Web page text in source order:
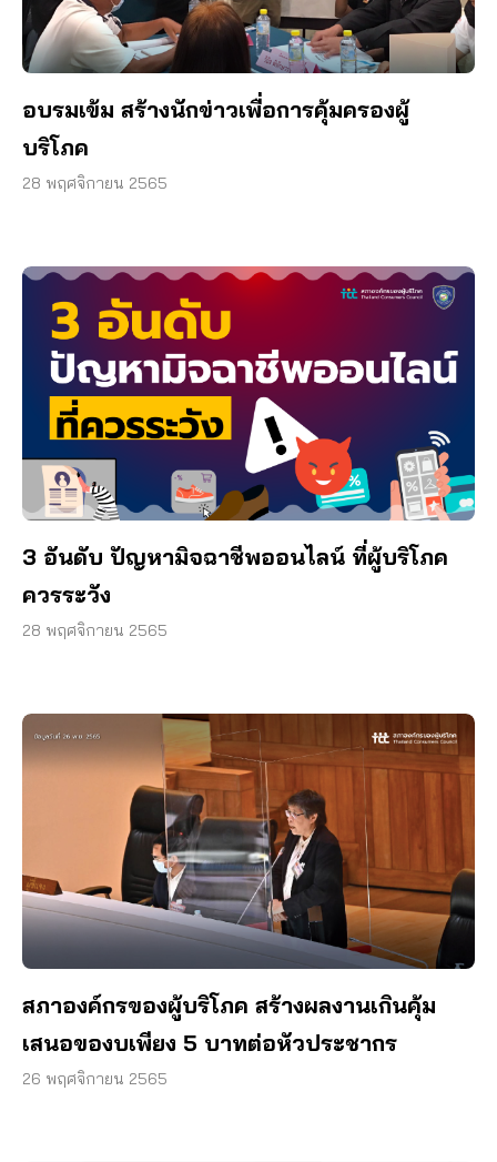
อบรมเข้ม สร้างนักข่าวเพื่อการคุ้มครองผู้
บริโภค
28 พฤศจิกายน 2565
3 อันดับ ปัญหามิจฉาชีพออนไลน์ ที่ผู้บริโภค
ควรระวัง
28 พฤศจิกายน 2565
สภาองค์กรของผู้บริโภค สร้างผลงานเกินคุ้ม
เสนอของบเพียง 5 บาทต่อหัวประชากร
26 พฤศจิกายน 2565